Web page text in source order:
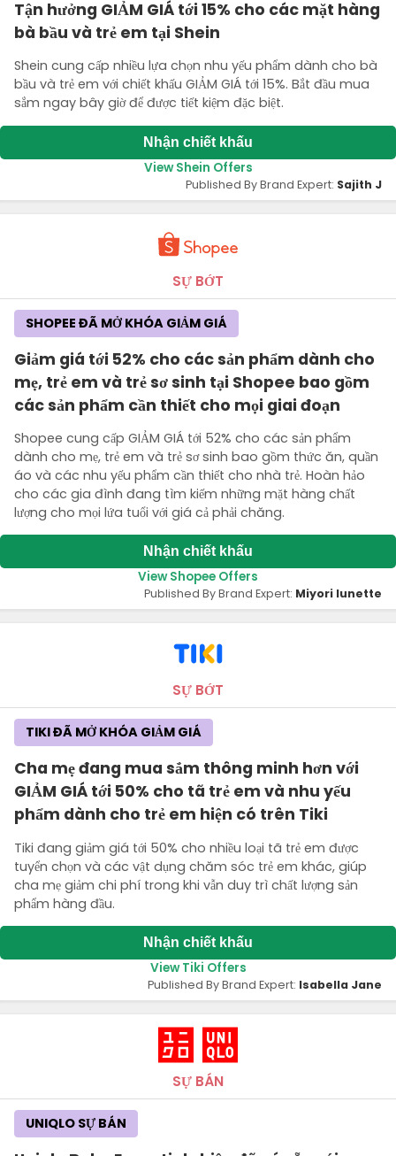
Tận hưởng GIẢM GIÁ tới 15% cho các mặt hàng
bà bầu và trẻ em tại Shein
Shein cung cấp nhiều lựa chọn nhu yếu phẩm dành cho bà
bầu và trẻ em với chiết khấu GIẢM GIÁ tới 15%. Bắt đầu mua
sắm ngay bây giờ để được tiết kiệm đặc biệt.
Nhận chiết khấu
View Shein Offers
Published By Brand Expert: Sajith J
SỰ BỚT
Giảm giá tới 52% cho các sản phẩm dành cho
mẹ, trẻ em và trẻ sơ sinh tại Shopee bao gồm
các sản phẩm cần thiết cho mọi giai đoạn
Shopee cung cấp GIẢM GIÁ tới 52% cho các sản phẩm
dành cho mẹ, trẻ em và trẻ sơ sinh bao gồm thức ăn, quần
áo và các nhu yếu phẩm cần thiết cho nhà trẻ. Hoàn hảo
cho các gia đình đang tìm kiếm những mặt hàng chất
lượng cho mọi lứa tuổi với giá cả phải chăng.
SHOPEE ĐÃ MỞ KHÓA GIẢM GIÁ
Nhận chiết khấu
View Shopee Offers
Published By Brand Expert: Miyori lunette
SỰ BỚT
Cha mẹ đang mua sắm thông minh hơn với
GIẢM GIÁ tới 50% cho tã trẻ em và nhu yếu
phẩm dành cho trẻ em hiện có trên Tiki
Tiki đang giảm giá tới 50% cho nhiều loại tã trẻ em được
tuyển chọn và các vật dụng chăm sóc trẻ em khác, giúp
cha mẹ giảm chi phí trong khi vẫn duy trì chất lượng sản
phẩm hàng đầu.
TIKI ĐÃ MỞ KHÓA GIẢM GIÁ
Nhận chiết khấu
View Tiki Offers
Published By Brand Expert: Isabella Jane
SỰ BÁN
UNIQLO SỰ BÁN